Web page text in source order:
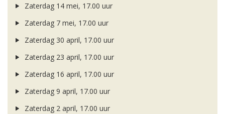
Zaterdag 14 mei, 17.00 uur
Zaterdag 7 mei, 17.00 uur
Zaterdag 30 april, 17.00 uur
Zaterdag 23 april, 17.00 uur
Zaterdag 16 april, 17.00 uur
Zaterdag 9 april, 17.00 uur
Zaterdag 2 april, 17.00 uur